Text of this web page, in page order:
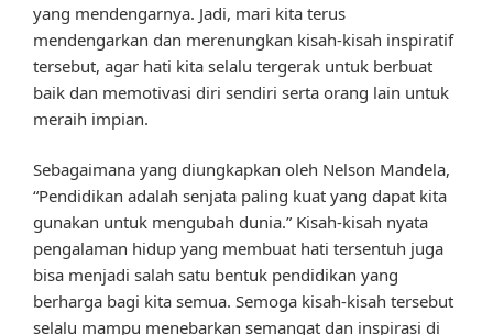
yang mendengarnya. Jadi, mari kita terus
mendengarkan dan merenungkan kisah-kisah inspiratif
tersebut, agar hati kita selalu tergerak untuk berbuat
baik dan memotivasi diri sendiri serta orang lain untuk
meraih impian.
Sebagaimana yang diungkapkan oleh Nelson Mandela,
“Pendidikan adalah senjata paling kuat yang dapat kita
gunakan untuk mengubah dunia.” Kisah-kisah nyata
pengalaman hidup yang membuat hati tersentuh juga
bisa menjadi salah satu bentuk pendidikan yang
berharga bagi kita semua. Semoga kisah-kisah tersebut
selalu mampu menebarkan semangat dan inspirasi di